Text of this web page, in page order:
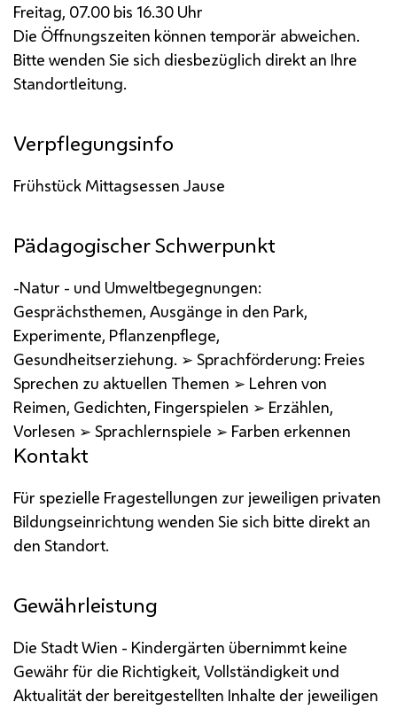
Freitag, 07.00 bis 16.30 Uhr
Die Öffnungszeiten können temporär abweichen.
Bitte wenden Sie sich diesbezüglich direkt an Ihre
Standortleitung.
Verpflegungsinfo
Frühstück Mittagsessen Jause
Pädagogischer Schwerpunkt
-Natur - und Umweltbegegnungen:
Gesprächsthemen, Ausgänge in den Park,
Experimente, Pflanzenpflege,
Gesundheitserziehung. ➢ Sprachförderung: Freies
Sprechen zu aktuellen Themen ➢ Lehren von
Reimen, Gedichten, Fingerspielen ➢ Erzählen,
Vorlesen ➢ Sprachlernspiele ➢ Farben erkennen
Kontakt
Für spezielle Fragestellungen zur jeweiligen privaten
Bildungseinrichtung wenden Sie sich bitte direkt an
den Standort.
Gewährleistung
Die Stadt Wien - Kindergärten übernimmt keine
Gewähr für die Richtigkeit, Vollständigkeit und
Aktualität der bereitgestellten Inhalte der jeweiligen